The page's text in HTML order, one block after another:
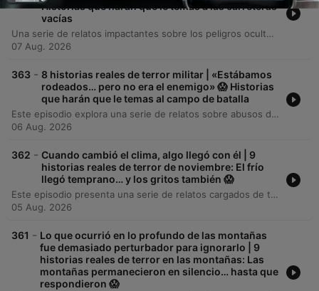
Historias que harán que le temas a las carreteras
vacías
Una serie de relatos impactantes sobre los peligros ocultos en las carreteras, donde camioneros enfrentan redes criminales, extorsiones y fraudes logísticos. Desde el robo de cargamentos farmacéuticos bajo amenaza de muerte hasta la manipulación de suministros alimentarios y la existencia de empresas fantasma como Westline Logistics, cada historia revela la vulnerabilidad de los transportistas ante organizaciones que operan con precisión quirúrgica. Los conductores describen encuentros con emboscadas en estaciones de pesaje, el descubrimiento de restos humanos en cargamentos de escombros y la sofisticada ingeniería del crimen organizado para falsificar registros electrónicos y sellos de seguridad. Estas crónicas documentan una lucha constante por la supervivencia y la integridad en un entorno donde la línea entre un trabajo legítimo y una operación criminal es cada vez más delgada.
07 Aug. 2026
363 - 8 historias reales de terror militar | «Estábamos
rodeados… pero no era el enemigo» 😱 Historias
que harán que le temas al campo de batalla
Este episodio explora una serie de relatos sobre abusos de autoridad, negligencia militar y sucesos inexplicables. Desde la investigación de torturas sistemáticas en Fort Benning y las consecuencias fatales de un entrenamiento extremo en el desierto de Mojave, hasta encuentros perturbadores con identidades duplicadas en la selva y emboscadas en carreteras desiertas. La narrativa se extiende hacia lo paranormal y lo criminal, detallando intrusiones domésticas por parte de depredadores seriales y el descubrimiento de redes de vigilancia ilegal en moteles. El episodio culmina con el misterio de un veterano que desaparece durante una entrevista, dejando tras de sí grabaciones cargadas de presencias desconocidas.
06 Aug. 2026
362 - Cuando cambió el clima, algo llegó con él | 9
historias reales de terror de noviembre: El frío
llegó temprano… y los gritos también 😱
Este episodio presenta una serie de relatos cargados de tensión y peligro, que van desde una crisis familiar por intoxicación de monóxido de carbono durante una tormenta de hielo en Nebraska, hasta casos de extorsión y acoso sistemático. A través de diversas historias, exploramos encuentros con figuras misteriosas, sucesos paranormales en entornos laborales nocturnos y la amenaza inminente de desastres naturales como tornados devastadores. El recorrido continúa con relatos de vigilancia digital, intrusiones en hogares y descubrimientos inquietantes en cabañas aisladas. Desde el uso de cámaras ocultas para espiar empleados hasta encuentros con presencias inexplicables durante jornadas de compras masivas, cada segmento profundiza en la vulnerabilidad humana ante lo desconocido y lo criminal.
05 Aug. 2026
361 - Lo que ocurrió en lo profundo de las montañas
fue demasiado perturbador para ignorarlo | 9
historias reales de terror en las montañas: Las
montañas permanecieron en silencio… hasta que
respondieron 😱